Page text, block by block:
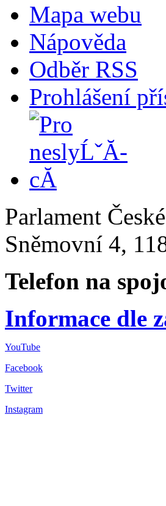
Mapa webu
Nápověda
Odběr RSS
Prohlášení
Parlament
Sněmovní 4,
Telefon na
Informace dle
YouTube
Facebook
Twitter
Instagram